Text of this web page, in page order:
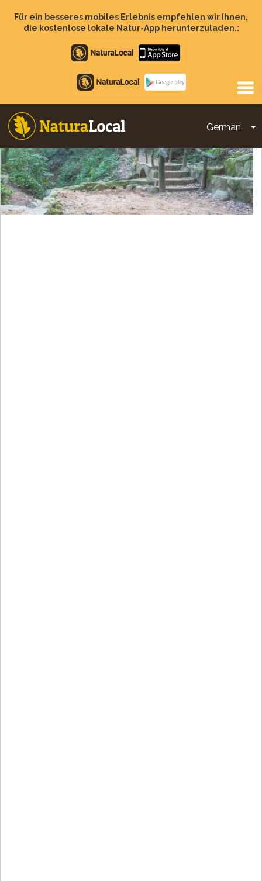
zumFür ein besseres mobiles Erlebnis empfehlen wir Ihnen,
die kostenlose lokale Natur-App herunterzuladen.:
Apple
store
Google
Play
German
Main
navigation